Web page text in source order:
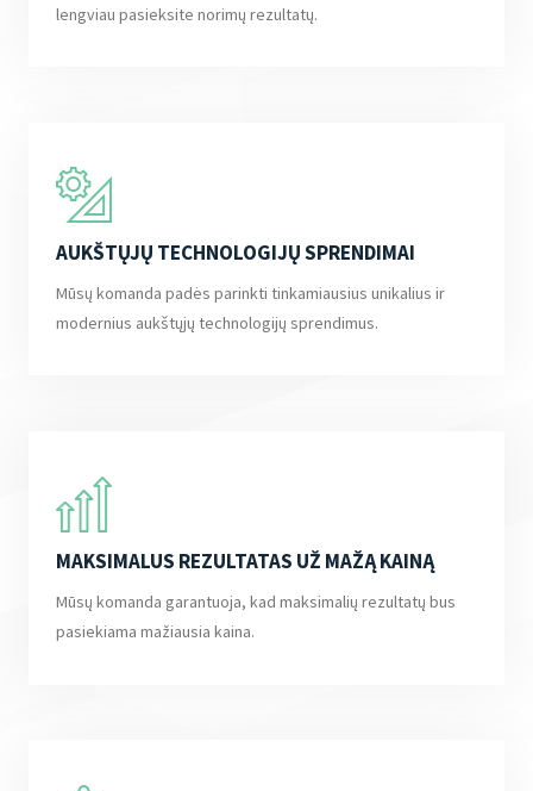
lengviau pasieksite norimų rezultatų.
AUKŠTŲJŲ TECHNOLOGIJŲ SPRENDIMAI
Mūsų komanda padės parinkti tinkamiausius unikalius ir
modernius aukštųjų technologijų sprendimus.
MAKSIMALUS REZULTATAS UŽ MAŽĄ KAINĄ
Mūsų komanda garantuoja, kad maksimalių rezultatų bus
pasiekiama mažiausia kaina.